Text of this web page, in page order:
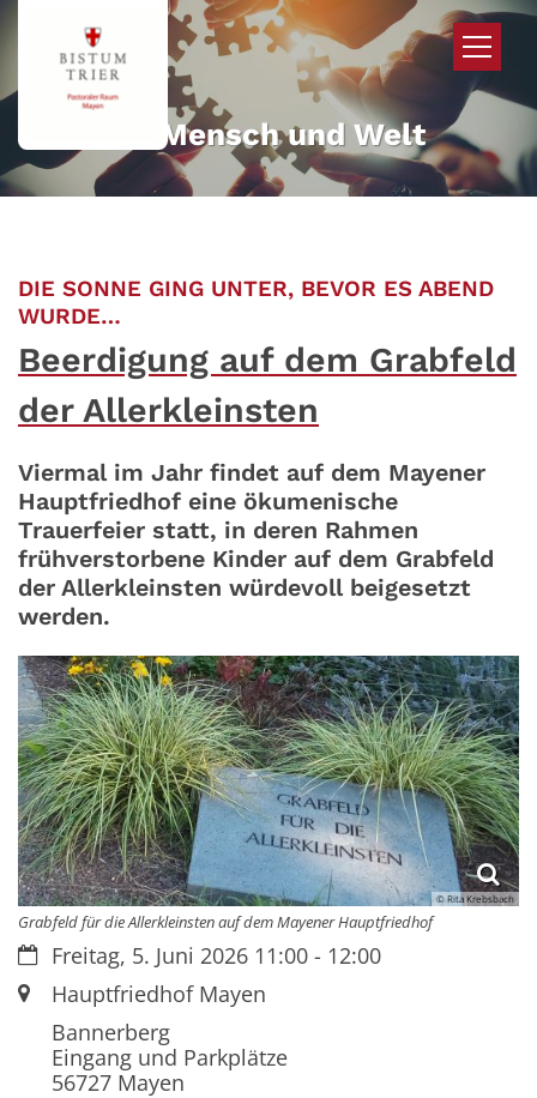
Zum Inhalt springen
Mehr für Mensch und Welt
DIE SONNE GING UNTER, BEVOR ES ABEND
WURDE…
Beerdigung auf dem Grabfeld
der Allerkleinsten
Viermal im Jahr findet auf dem Mayener
Hauptfriedhof eine ökumenische
Trauerfeier statt, in deren Rahmen
frühverstorbene Kinder auf dem Grabfeld
der Allerkleinsten würdevoll beigesetzt
werden.
© Rita Krebsbach
Grabfeld für die Allerkleinsten auf dem Mayener Hauptfriedhof
Datum:Freitag, 5. Juni 2026 11:00 - 12:00
Ort:Hauptfriedhof Mayen
Bannerberg
Eingang und Parkplätze
56727Mayen